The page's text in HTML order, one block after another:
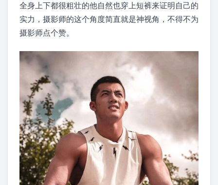
全身上下都很粗壮的他自然也穿上短裤来证明自己的
实力，摄影师的这个角度简直就是神视角，不得不为
摄影师点个赞。